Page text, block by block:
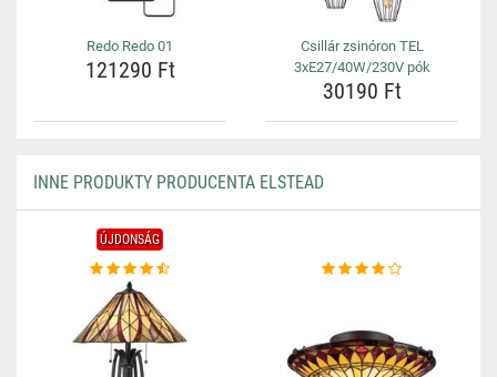
Redo Redo 01
121290 Ft
Csillár zsinóron TEL
3xE27/40W/230V pók
30190 Ft
INNE PRODUKTY PRODUCENTA ELSTEAD
ÚJDONSÁG